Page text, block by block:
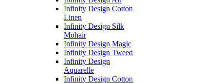
Infinity Design Cotton
Linen
Infinity Design Silk
Mohair
Infinity Design Magic
Infinity Design Tweed
Infinity Design
Aquarelle
Infinity Design Cotton